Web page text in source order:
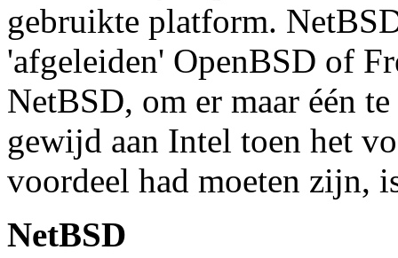
gebruikte platform.
'afgeleiden' OpenBSD of
NetBSD, om er maar één
gewijd aan Intel toen het
voordeel had moeten zijn,
NetBSD